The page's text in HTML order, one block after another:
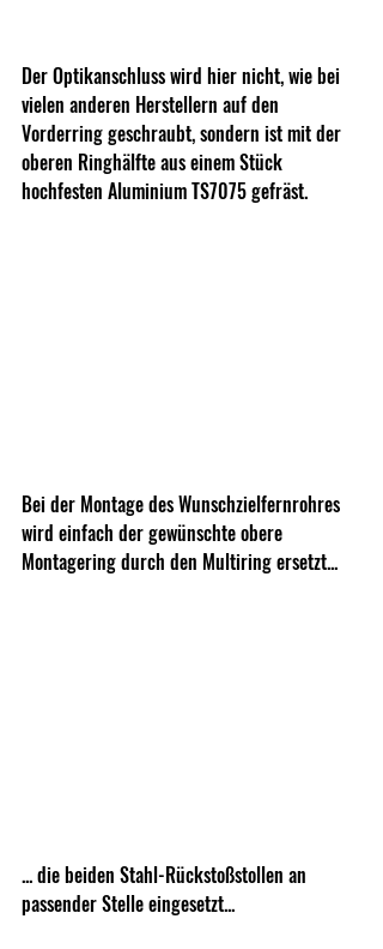
Der Optikanschluss wird hier nicht, wie bei
vielen anderen Herstellern auf den
Vorderring geschraubt, sondern ist mit der
oberen Ringhälfte aus einem Stück
hochfesten Aluminium TS7075 gefräst.
Bei der Montage des Wunschzielfernrohres
wird einfach der gewünschte obere
Montagering durch den Multiring ersetzt...
... die beiden Stahl-Rückstoßstollen an
passender Stelle eingesetzt...